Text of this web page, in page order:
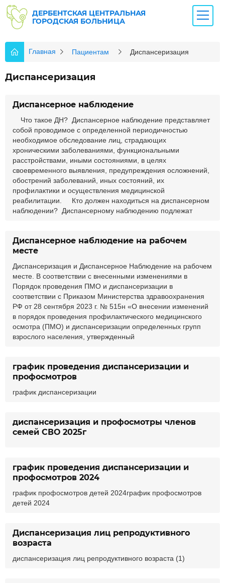
ДЕРБЕНТСКАЯ ЦЕНТРАЛЬНАЯ
ГОРОДСКАЯ БОЛЬНИЦА
Главная Пациентам Диспансеризация
Диспансеризация
Диспансерное наблюдение
Что такое ДН? Диспансерное наблюдение представляет
собой проводимое с определенной периодичностью
необходимое обследование лиц, страдающих
хроническими заболеваниями, функциональными
расстройствами, иными состояниями, в целях
своевременного выявления, предупреждения осложнений,
обострений заболеваний, иных состояний, их
профилактики и осуществления медицинской
реабилитации. Кто должен находиться на диспансерном
наблюдении? Диспансерному наблюдению подлежат
Диспансерное наблюдение на рабочем
месте
Диспансеризация и Диспансерное Наблюдение на рабочем
месте. В соответствии с внесенными изменениями в
Порядок проведения ПМО и диспансеризации в
соответствии с Приказом Министерства здравоохранения
РФ от 28 сентября 2023 г. № 515н «О внесении изменений
в порядок проведения профилактического медицинского
осмотра (ПМО) и диспансеризации определенных групп
взрослого населения, утвержденный
график проведения диспансеризации и
профосмотров
график диспансеризации
диспансеризация и профосмотры членов
семей СВО 2025г
график проведения диспансеризации и
профосмотров 2024
график профосмотров детей 2024график профосмотров
детей 2024
Диспансеризация лиц репродуктивного
возраста
диспансеризация лиц репродуктивного возраста (1)